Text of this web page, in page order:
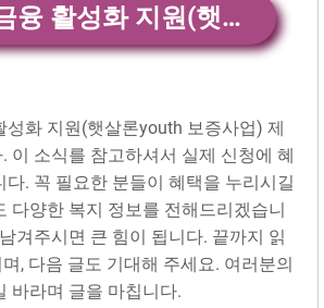
👉 서민금융 활성화 지원(햇살론youth 보증사업) 자세히 보기
성화 지원(햇살론youth 보증사업) 제
이 소식를 참고하셔서 실제 신청에 혜
다. 꼭 필요한 분들이 혜택을 누리시길
다양한 복지 정보를 전해드리겠습니
겨주시면 큰 힘이 됩니다. 끝까지 읽
, 다음 글도 기대해 주세요. 여러분의
바라며 글을 마칩니다.